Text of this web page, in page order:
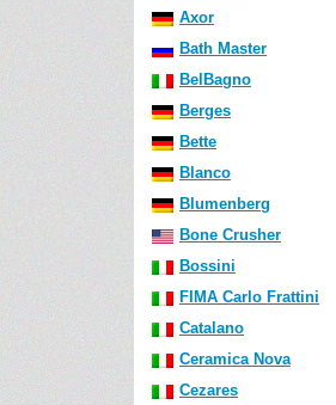
Axor
Bath Master
BelBagno
Berges
Bette
Blanco
Blumenberg
Bone Crusher
Bossini
FIMA Carlo Frattini
Catalano
Ceramica Nova
Cezares